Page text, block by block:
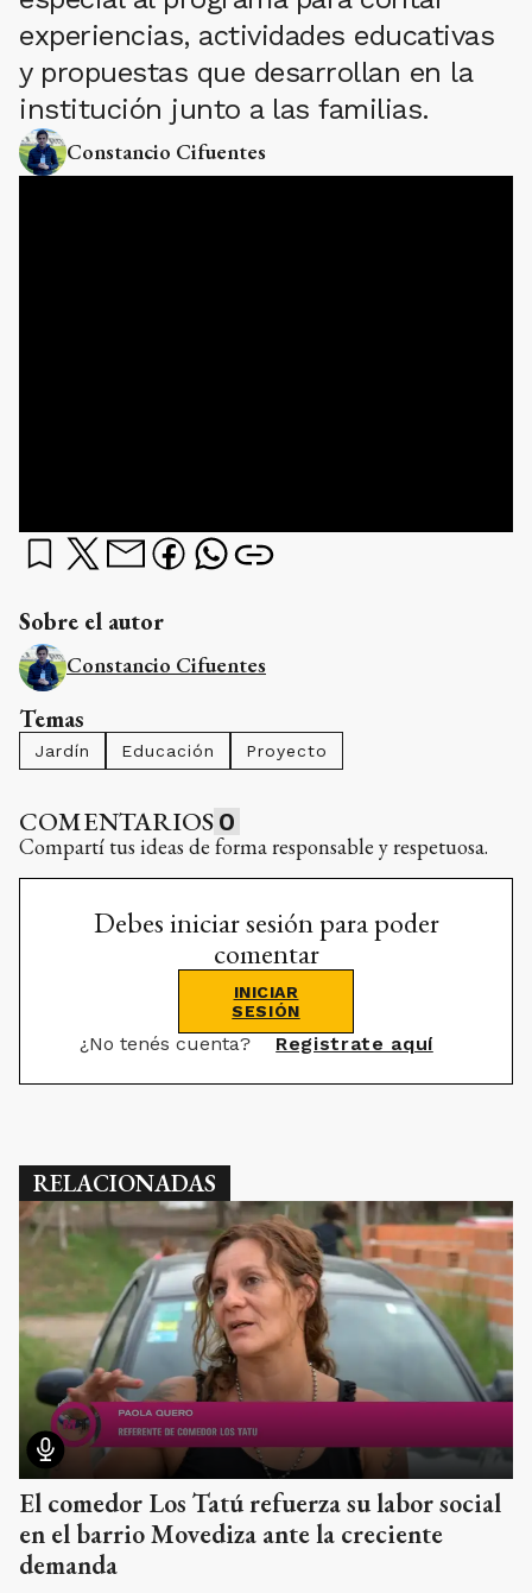
experiencias, actividades educativas
y propuestas que desarrollan en la
institución junto a las familias.
Constancio Cifuentes
Sobre el autor
Constancio Cifuentes
Temas
Jardín Educación Proyecto
COMENTARIOS 0
Compartí tus ideas de forma responsable y respetuosa.
Debes iniciar sesión para poder
comentar
INICIAR
SESIÓN
¿No tenés cuenta? Registrate aquí
RELACIONADAS
El comedor Los Tatú refuerza su labor social
en el barrio Movediza ante la creciente
demanda